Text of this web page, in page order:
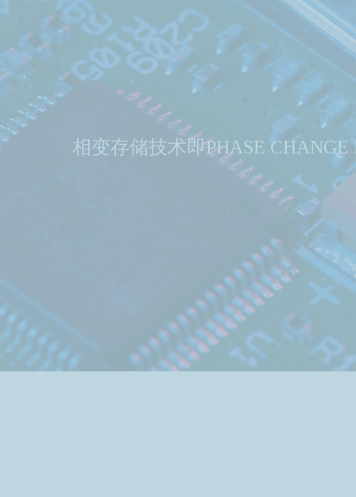
可为半导体技术研发、产业投资、政策制定提供体系化参考。
相变存储技术即PHASE